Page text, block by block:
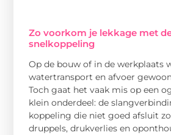
Zo voorkom je lekkage met
snelkoppeling
Op de bouw of in de werkplaats
watertransport en afvoer
Toch gaat het vaak mis op een
klein onderdeel: de
koppeling die niet goed afsluit
druppels, drukverlies en